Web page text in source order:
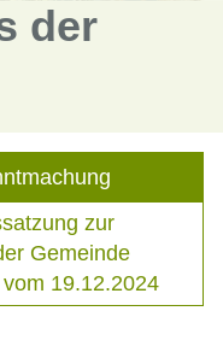
der
zur
Gemeinde
19.12.2024